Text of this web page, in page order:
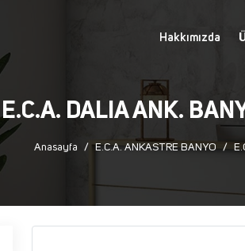
Hakkımızda
E.C.A. DALIA ANK.
Anasayfa E.C.A. ANKASTRE BANYO